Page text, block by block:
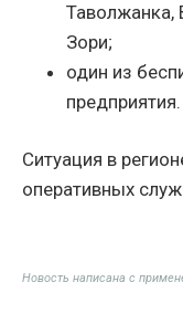
Таволжанка,
Зори;
один из
предприятия.
Ситуация в
оперативных
Новость написана с